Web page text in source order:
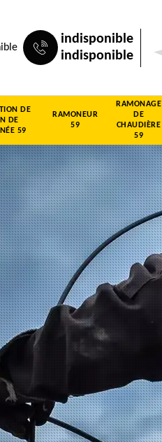
indisponible
indisponible
DE
DE
59
RAMONEUR
59
RAMONAGE
DE
CHAUDIÈRE
59